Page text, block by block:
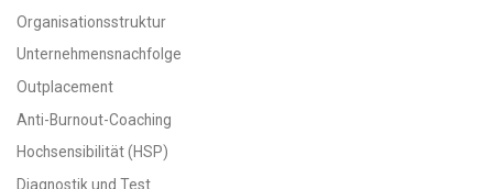
Organisationsstruktur
Unternehmensnachfolge
Outplacement
Anti-Burnout-Coaching
Hochsensibilität (HSP)
Diagnostik und Test